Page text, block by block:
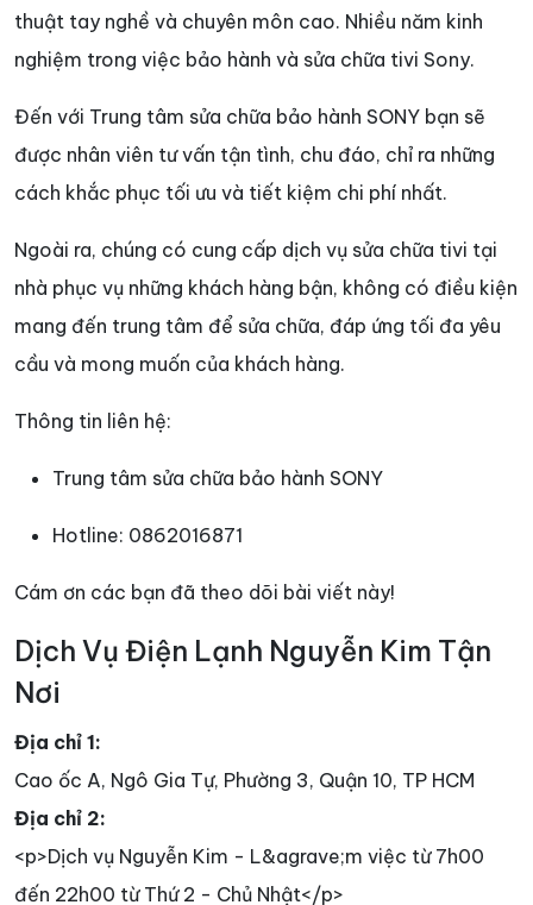
thuật tay nghề và chuyên môn cao. Nhiều năm kinh
nghiệm trong việc bảo hành và sửa chữa tivi Sony.
Đến với Trung tâm sửa chữa bảo hành SONY bạn sẽ
được nhân viên tư vấn tận tình, chu đáo, chỉ ra những
cách khắc phục tối ưu và tiết kiệm chi phí nhất.
Ngoài ra, chúng có cung cấp dịch vụ sửa chữa tivi tại
nhà phục vụ những khách hàng bận, không có điều kiện
mang đến trung tâm để sửa chữa, đáp ứng tối đa yêu
cầu và mong muốn của khách hàng.
Thông tin liên hệ:
Trung tâm sửa chữa bảo hành SONY
Hotline: 0862016871
Cám ơn các bạn đã theo dõi bài viết này!
Dịch Vụ Điện Lạnh Nguyễn Kim Tận
Nơi
Địa chỉ 1:
Cao ốc A, Ngô Gia Tự, Phường 3, Quận 10, TP HCM
Địa chỉ 2:
<p>Dịch vụ Nguyễn Kim - L&agrave;m việc từ 7h00
đến 22h00 từ Thứ 2 - Chủ Nhật</p>